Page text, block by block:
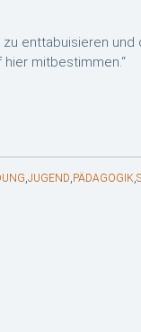
enttabuisieren
mitbestimmen.“
,JUGEND, PÄDAGOGIK,